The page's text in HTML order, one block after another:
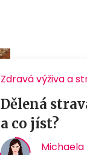
Zdravá výživa a
Dělená
a co jíst?
Michaela